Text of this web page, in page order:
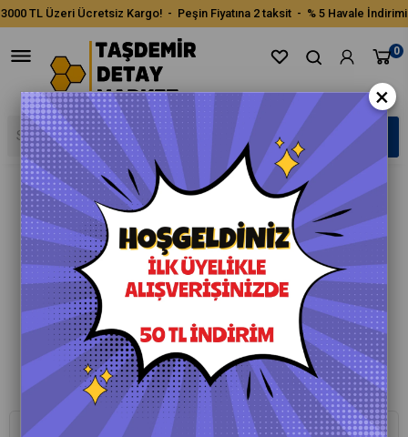
3000 TL Üzeri Ücretsiz Kargo! - Peşin Fiyatına 2 taksit - % 5 Havale İndirimi
0
Whatsapp ile Sipariş
×